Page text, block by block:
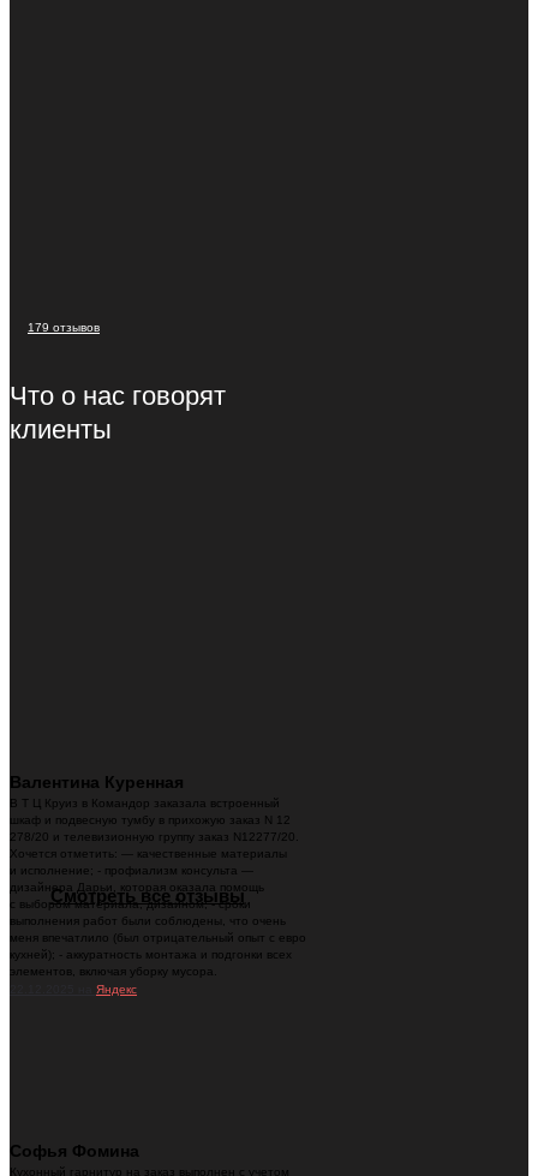
179 отзывов
Что о нас говорят
клиенты
Смотреть все отзывы
Валентина Куренная
В Т Ц Круиз в Командор заказала встроенный
шкаф и подвесную тумбу в прихожую заказ N 12
278/20 и телевизионную группу заказ N12277/20.
Хочется отметить: — качественные материалы
и исполнение; - профиализм консульта —
дизайнера Дарьи, которая оказала помощь
с выбором материала, дизайном; - сроки
выполнения работ были соблюдены, что очень
меня впечатлило (был отрицательный опыт с евро
кухней); - аккуратность монтажа и подгонки всех
элементов, включая уборку мусора.
Яндекс
Софья Фомина
Кухонный гарнитур на заказ выполнен с учетом